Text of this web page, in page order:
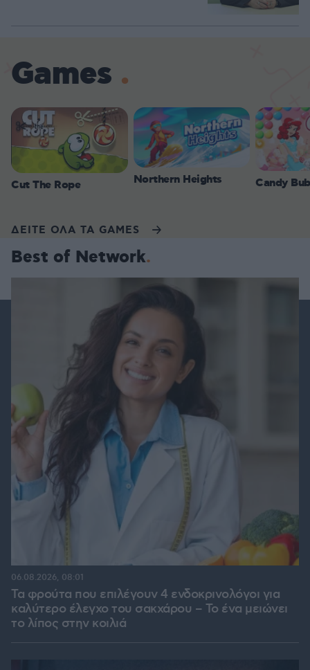
Games
Cut The Rope Northern Heights Candy
ΔΕΙΤΕ ΟΛΑ ΤΑ GAMES
Best of Network
Τα φρούτα που επιλέγουν 4 ενδοκρινολόγοι για
καλύτερο έλεγχο του σακχάρου – Το ένα μειώνει
το λίπος στην κοιλιά
06.08.2026, 08:01